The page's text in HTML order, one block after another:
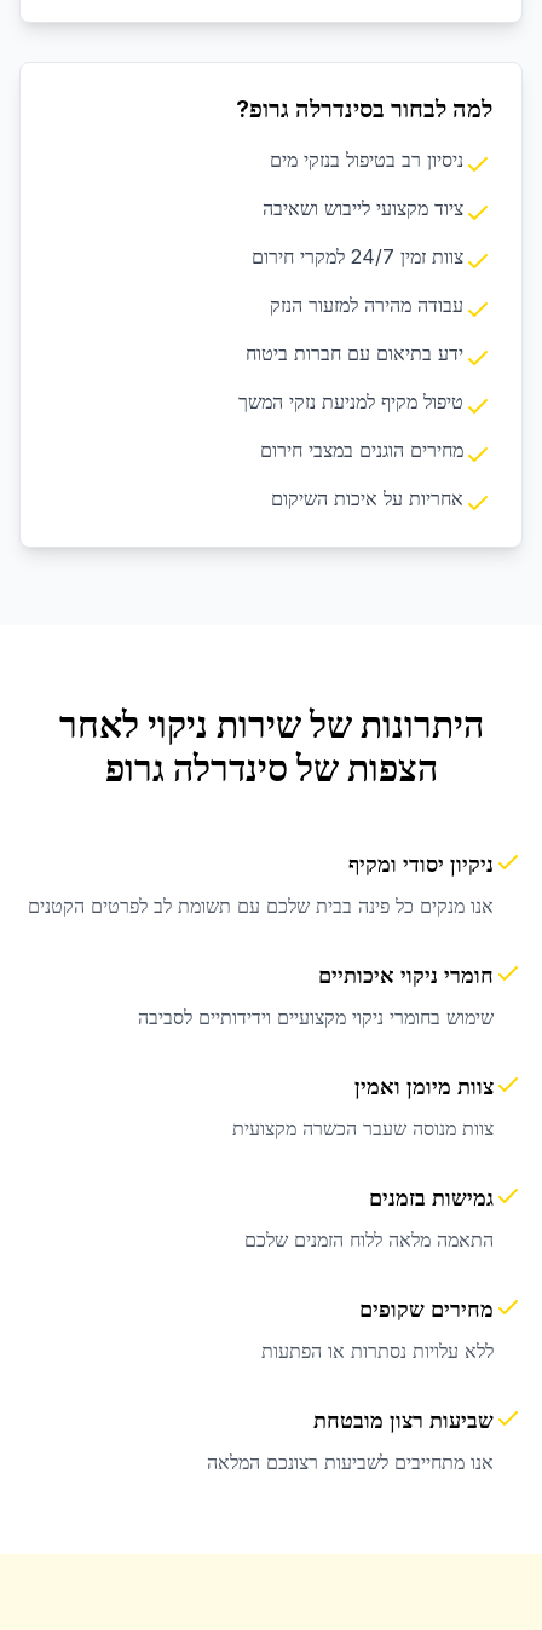
למה לבחור בסינדרלה גרופ?
ניסיון רב בטיפול בנזקי מים
ציוד מקצועי לייבוש ושאיבה
צוות זמין 24/7 למקרי חירום
עבודה מהירה למזעור הנזק
ידע בתיאום עם חברות ביטוח
טיפול מקיף למניעת נזקי המשך
מחירים הוגנים במצבי חירום
אחריות על איכות השיקום
היתרונות של שירות ניקוי לאחר
הצפות של סינדרלה גרופ
ניקיון יסודי ומקיף
אנו מנקים כל פינה בבית שלכם עם תשומת לב לפרטים הקטנים
חומרי ניקוי איכותיים
שימוש בחומרי ניקוי מקצועיים וידידותיים לסביבה
צוות מיומן ואמין
צוות מנוסה שעבר הכשרה מקצועית
גמישות בזמנים
התאמה מלאה ללוח הזמנים שלכם
מחירים שקופים
ללא עלויות נסתרות או הפתעות
שביעות רצון מובטחת
אנו מתחייבים לשביעות רצונכם המלאה